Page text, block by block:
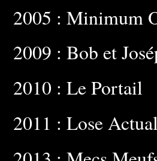
2005 : Minimum
2009 : Bob et
2010 : Le Portail
2011 : Lose